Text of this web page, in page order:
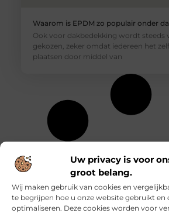
Uw privacy is voor
groot belang.
Wij maken gebruik van cookies en
te begrijpen hoe u onze website gebruikt
optimaliseren. Deze cookies worden voor
Waarom is EPDM zo populair onder
Ook voor dakbedekking wordt steeds
gekozen, zeker omdat iedereen het
plaatsen door middel van